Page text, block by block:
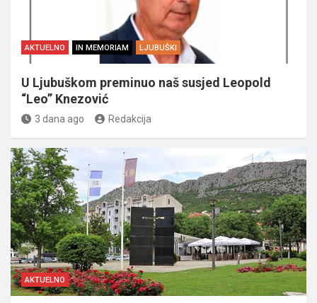
AKTUELNO IN MEMORIAM LJUBUŠKI
U Ljubuškom preminuo naš susjed Leopold
“Leo” Knezović
3 dana ago Redakcija
AKTUELNO